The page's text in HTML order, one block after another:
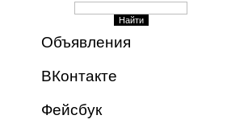
Объявления
ВКонтакте
Фейсбук